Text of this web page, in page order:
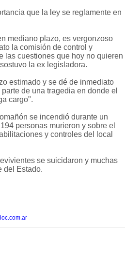
que la ley se reglamente en
mediano plazo, es vergonzoso
la comisión de control y
las cuestiones que hoy no quieren
la ex legisladora.
estimado y se dé de inmediato
de una tragedia en donde el
cargo".
se incendió durante un
personas murieron y sobre el
y controles del local
se suicidaron y muchas
del Estado.